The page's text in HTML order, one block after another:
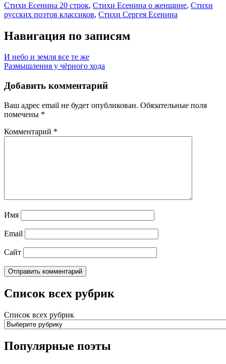
Стихи Есенина 20 строк, Стихи Есенина о женщине, Стихи
русских поэтов классиков, Стихи Сергея Есенина
Навигация по записям
И небо и земля все те же
Размышления у чёрного хода
Добавить комментарий
Ваш адрес email не будет опубликован. Обязательные поля
помечены *
Комментарий *
Имя
Email
Сайт
Список всех рубрик
Список всех рубрик
Популярные поэты